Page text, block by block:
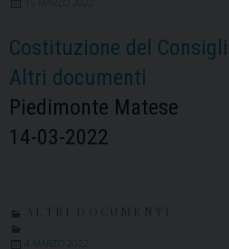
Costituzione del
Altri documenti
Piedimonte Matese
14-03-2022
4 MARZO 2022